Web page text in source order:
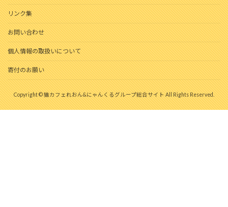
リンク集
お問い合わせ
個人情報の取扱いについて
寄付のお願い
Copyright © 猫カフェれおん&にゃんくるグループ総合サイト All Rights Reserved.